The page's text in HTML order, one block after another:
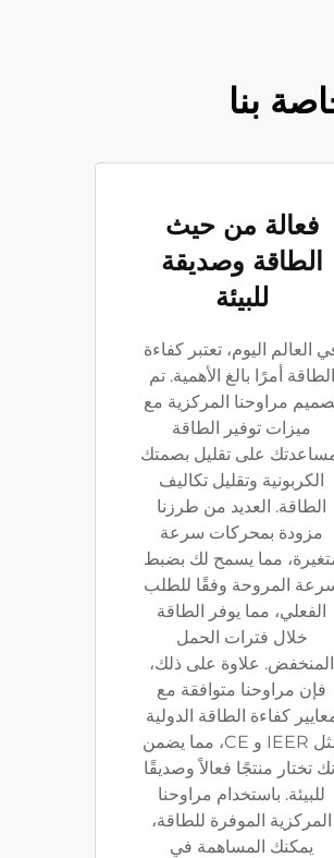
بنا
فعالة من حيث
الطاقة وصديقة
للبيئة
العالم اليوم، تعتبر كفاءة
الطاقة أمرًا بالغ الأهمية. تم
مراوحنا المركزية مع
ميزات توفير الطاقة
على تقليل بصمتك
الكربونية وتقليل تكاليف
الطاقة. العديد من طرزنا
مزودة بمحركات سرعة
مما يسمح لك بضبط
المروحة وفقًا للطلب
الفعلي، مما يوفر الطاقة
خلال فترات الحمل
المنخفض. علاوة على ذلك،
فإن مراوحنا متوافقة مع
كفاءة الطاقة الدولية
مثل IEER و CE، مما يضمن
تختار منتجًا فعالاً وصديقًا
للبيئة. باستخدام مراوحنا
المركزية الموفرة للطاقة،
يمكنك المساهمة في